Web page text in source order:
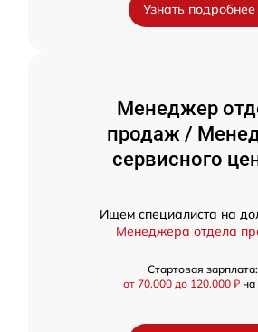
Узнать подробнее
Менеджер
продаж /
сервисного
Ищем специалиста на
Менеджера отдела
Стартовая зарплата:
от 70,000 до 120,000 ₽ на